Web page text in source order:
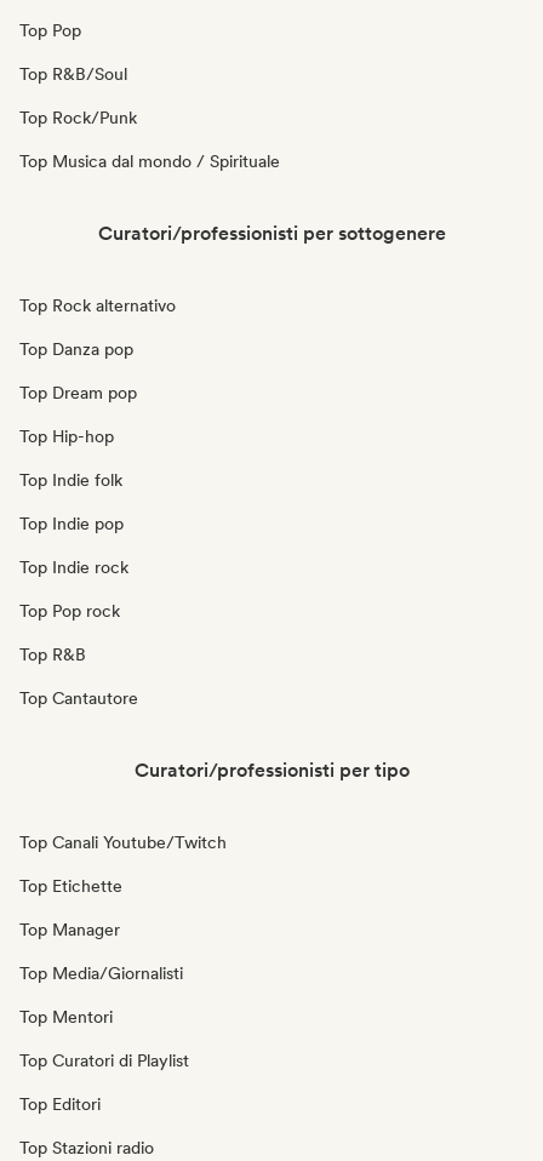
Top Pop
Top R&B/Soul
Top Rock/Punk
Top Musica dal mondo / Spirituale
Curatori/professionisti per sottogenere
Top Rock alternativo
Top Danza pop
Top Dream pop
Top Hip-hop
Top Indie folk
Top Indie pop
Top Indie rock
Top Pop rock
Top R&B
Top Cantautore
Curatori/professionisti per tipo
Top Canali Youtube/Twitch
Top Etichette
Top Manager
Top Media/Giornalisti
Top Mentori
Top Curatori di Playlist
Top Editori
Top Stazioni radio